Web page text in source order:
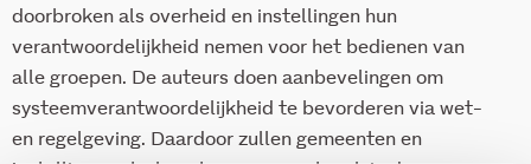
doorbroken als overheid en instellingen hun
verantwoordelijkheid nemen voor het bedienen van
alle groepen. De auteurs doen aanbevelingen om
systeemverantwoordelijkheid te bevorderen via wet-
en regelgeving. Daardoor zullen gemeenten en